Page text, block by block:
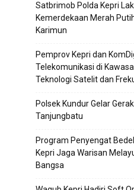
Satbrimob Polda Kepri
Kemerdekaan Merah
Karimun
Pemprov Kepri dan
Telekomunikasi di
Teknologi Satelit dan
Polsek Kundur Gelar
Tanjungbatu
Program Penyengat
Kepri Jaga Warisan
Bangsa